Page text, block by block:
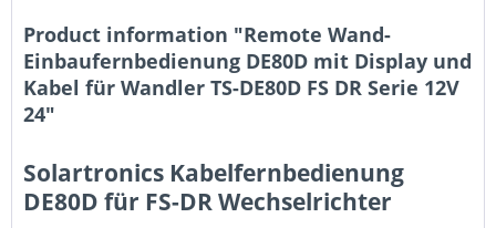
Product information "Remote Wand-
Einbaufernbedienung DE80D mit Display und
Kabel für Wandler TS-DE80D FS DR Serie 12V
24"
Solartronics Kabelfernbedienung
DE80D für FS-DR Wechselrichter